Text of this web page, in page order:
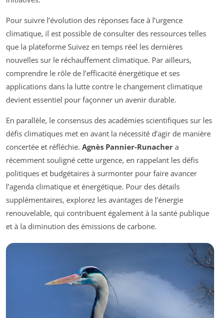
Pour suivre l’évolution des réponses face à l’urgence
climatique, il est possible de consulter des ressources telles
que la plateforme Suivez en temps réel les dernières
nouvelles sur le réchauffement climatique. Par ailleurs,
comprendre le rôle de l’efficacité énergétique et ses
applications dans la lutte contre le changement climatique
devient essentiel pour façonner un avenir durable.
En parallèle, le consensus des académies scientifiques sur les
défis climatiques met en avant la nécessité d’agir de manière
concertée et réfléchie. Agnès Pannier-Runacher a
récemment souligné cette urgence, en rappelant les défis
politiques et budgétaires à surmonter pour faire avancer
l’agenda climatique et énergétique. Pour des détails
supplémentaires, explorez les avantages de l’énergie
renouvelable, qui contribuent également à la santé publique
et à la diminution des émissions de carbone.